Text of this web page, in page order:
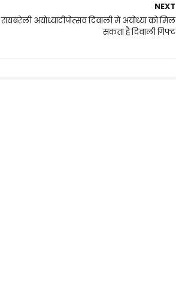
NEXT
रायबरेली अयोध्यादीपोत्सव दिवाली में अयोध्या को मिल
सकता है दिवाली गिफ्ट